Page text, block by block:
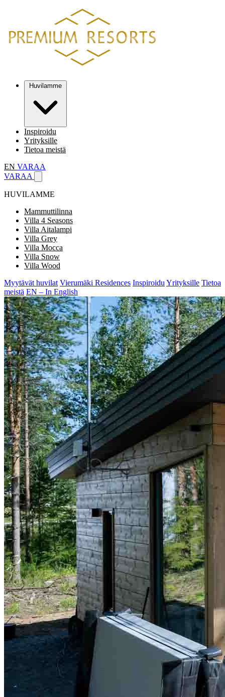
Inspiroidu
Yrityksille
Tietoa meistä
EN VARAA
VARAA
HUVILAMME
Mammuttilinna
Villa 4 Seasons
Villa Aitalampi
Villa Grey
Villa Mocca
Villa Snow
Villa Wood
Myytävät huvilat Vierumäki Residences Inspiroidu Yrityksille Tietoa
meistä EN – In English